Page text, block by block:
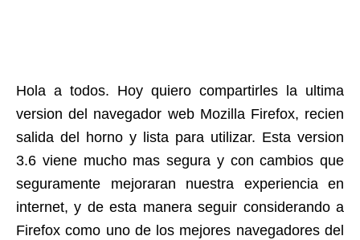
Hola a todos. Hoy quiero compartirles la ultima
version del navegador web Mozilla Firefox, recien
salida del horno y lista para utilizar. Esta version
3.6 viene mucho mas segura y con cambios que
seguramente mejoraran nuestra experiencia en
internet, y de esta manera seguir considerando a
Firefox como uno de los mejores navegadores del